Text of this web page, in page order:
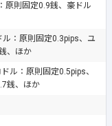
原則固定0.9銭、豪ドル
：原則固定0.3pips、ユ
、ほか
ル：原則固定0.5pips、
銭、ほか